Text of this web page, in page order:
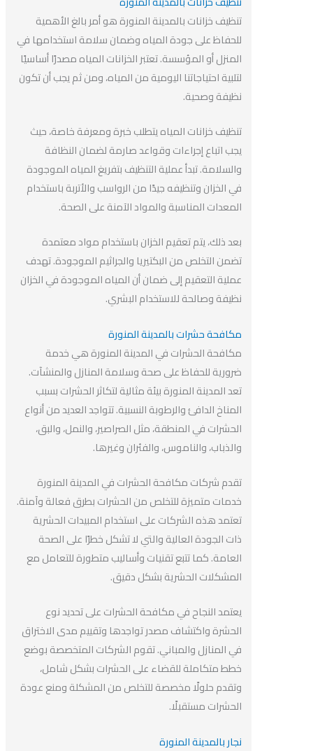
تنظيف خزانات بالمدينة المنورة هو أمر بالغ الأهمية
للحفاظ على جودة المياه وضمان سلامة استخدامها في
المنزل أو المؤسسة. تعتبر الخزانات المياه مصدرًا أساسيًا
لتلبية احتياجاتنا اليومية من المياه، ومن ثم يجب أن تكون
نظيفة وصحية.
تنظيف خزانات المياه يتطلب خبرة ومعرفة خاصة، حيث
يجب اتباع إجراءات وقواعد صارمة لضمان النظافة
والسلامة. تبدأ عملية التنظيف بتفريغ المياه الموجودة
في الخزان وتنظيفه جيدًا من الرواسب والأتربة باستخدام
المعدات المناسبة والمواد الآمنة على الصحة.
بعد ذلك، يتم تعقيم الخزان باستخدام مواد معتمدة
تضمن التخلص من البكتيريا والجراثيم الموجودة. تهدف
عملية التعقيم إلى ضمان أن المياه الموجودة في الخزان
نظيفة وصالحة للاستخدام البشري.
مكافحة حشرات بالمدينة المنورة
مكافحة الحشرات في المدينة المنورة هي خدمة
ضرورية للحفاظ على صحة وسلامة المنازل والمنشآت.
تعد المدينة المنورة بيئة مثالية لتكاثر الحشرات بسبب
المناخ الدافئ والرطوبة النسبية. تتواجد العديد من أنواع
الحشرات في المنطقة، مثل الصراصير، والنمل، والبق،
والذباب، والناموس، والفئران وغيرها.
تقدم شركات مكافحة الحشرات في المدينة المنورة
خدمات متميزة للتخلص من الحشرات بطرق فعالة وآمنة.
تعتمد هذه الشركات على استخدام المبيدات الحشرية
ذات الجودة العالية والتي لا تشكل خطرًا على الصحة
العامة. كما تتبع تقنيات وأساليب متطورة للتعامل مع
المشكلات الحشرية بشكل دقيق.
يعتمد النجاح في مكافحة الحشرات على تحديد نوع
الحشرة واكتشاف مصدر تواجدها وتقييم مدى الاختراق
في المنازل والمباني. تقوم الشركات المتخصصة بوضع
خطط متكاملة للقضاء على الحشرات بشكل شامل،
وتقدم حلولًا مخصصة للتخلص من المشكلة ومنع عودة
الحشرات مستقبلًا.
نجار بالمدينة المنورة